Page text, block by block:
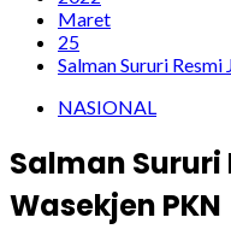
Maret
25
Salman Sururi
NASIONAL
Salman Sururi
Wasekjen PKN